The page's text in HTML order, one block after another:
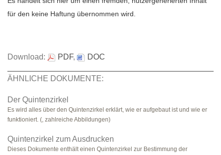
für den keine Haftung übernommen wird.
Download: PDF, DOC
ÄHNLICHE DOKUMENTE:
Der Quintenzirkel
Es wird alles über den Quintenzirkel erklärt, wie er aufgebaut ist und wie er
funktioniert. (, zahlreiche Abbildungen)
Quintenzirkel zum Ausdrucken
Dieses Dokumente enthält einen Quintenzirkel zur Bestimmung der